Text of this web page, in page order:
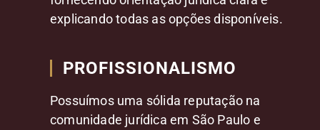
explicando todas as opções disponíveis.
PROFISSIONALISMO
Possuímos uma sólida reputação na
comunidade jurídica em São Paulo e